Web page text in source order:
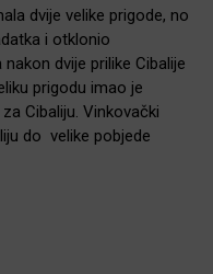
dvije velike prigode, no
i otklonio
dvije prilike Cibalije
prigodu imao je
Cibaliju. Vinkovački
do velike pobjede